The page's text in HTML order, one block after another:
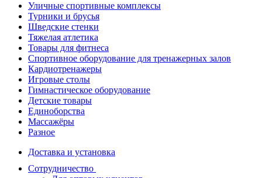
Уличные спортивные комплексы
Турники и брусья
Шведские стенки
Тяжелая атлетика
Товары для фитнеса
Спортивное оборудование для тренажерных залов
Кардиотренажеры
Игровые столы
Гимнастическое оборудование
Детские товары
Единоборства
Массажёры
Разное
Доставка и установка
Сотрудничество